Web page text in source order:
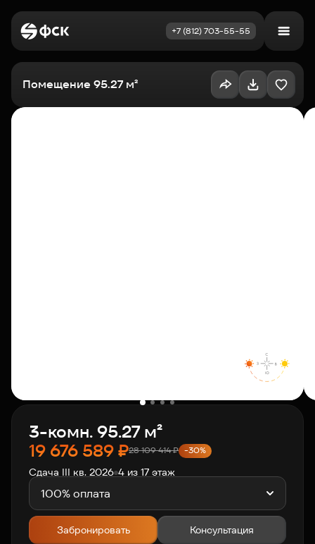
+7 (812) 703-55-55
Контакты
Связаться с нами
+7 812 703-55-55
Помещение 95.27 м²
3-комн. 95.27 м²
19 676 589₽28 109 414₽ -30%
Сдача III кв. 2026 4 из 17 этаж
100% оплата
Забронировать Консультация